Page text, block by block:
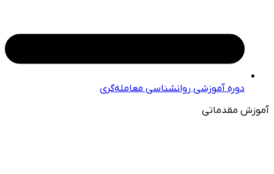
دوره آموزشی روانشناسی معامله‌گری
آموزش مقدماتی